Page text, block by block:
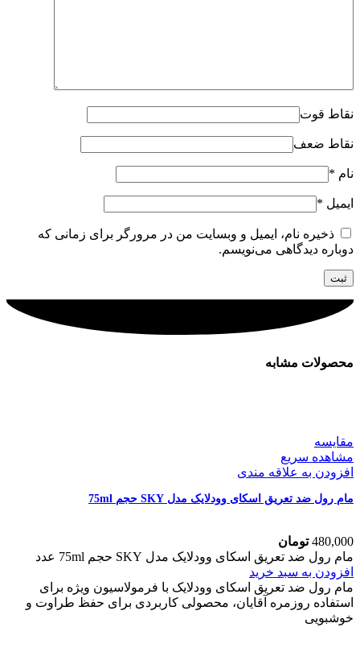
نقاط قوت
نقاط ضعف
نام *
ایمیل *
ذخیره نام، ایمیل و وبسایت من در مرورگر برای زمانی که
دوباره دیدگاهی می‌نویسم.
محصولات مشابه
مقایسه
مشاهده سریع
افزودن به علاقه مندی
مام رول ضد تعریق اسکای وودلایک مدل SKY حجم 75ml
480,000 تومان
مام رول ضد تعریق اسکای وودلایک مدل SKY حجم 75ml عدد
افزودن به سبد خرید
مام رول ضد تعریق اسکای وودلایک با فرمولاسیون ویژه برای
استفاده روزمره آقایان، محصولی کاربردی برای حفظ طراوت و
خوشبویی